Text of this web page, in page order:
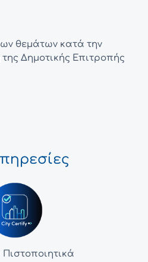
θεμάτων κατά την
Δημοτικής Επιτροπής